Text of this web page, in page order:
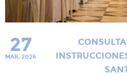
27
MAR, 2026